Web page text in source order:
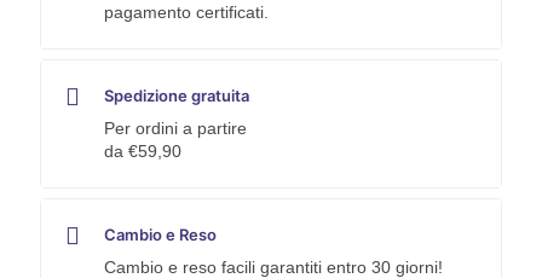
pagamento certificati.
Spedizione gratuita
Per ordini a partire
da €59,90
Cambio e Reso
Cambio e reso facili garantiti entro 30 giorni!